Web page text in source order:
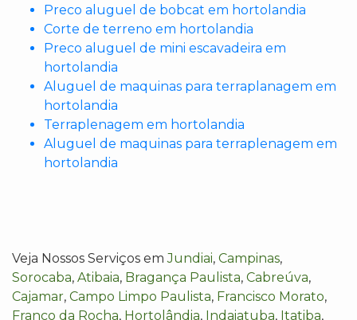
Preco aluguel de bobcat em hortolandia
Corte de terreno em hortolandia
Preco aluguel de mini escavadeira em
hortolandia
Aluguel de maquinas para terraplanagem em
hortolandia
Terraplenagem em hortolandia
Aluguel de maquinas para terraplenagem em
hortolandia
Veja Nossos Serviços emJundiai, Campinas,
Sorocaba, Atibaia, Bragança Paulista, Cabreúva,
Cajamar, Campo Limpo Paulista, Francisco Morato,
Franco da Rocha, Hortolândia, Indaiatuba, Itatiba,